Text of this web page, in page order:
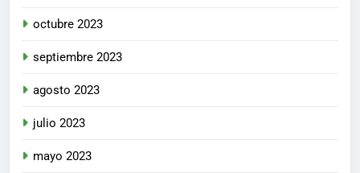
octubre 2023
septiembre 2023
agosto 2023
julio 2023
mayo 2023